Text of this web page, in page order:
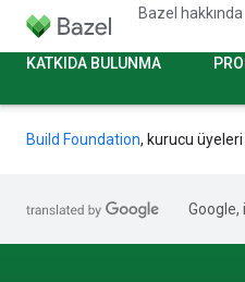
Bazel hakkında
KATKIDA BULUNMA
Build Foundation, kurucu
Google,